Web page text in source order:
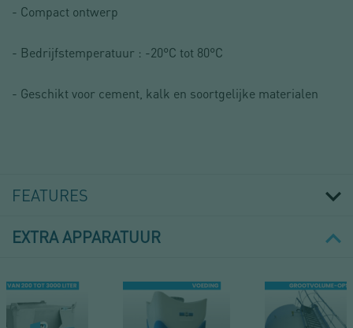
- Compact ontwerp
- Bedrijfstemperatuur : -20°C tot 80°C
- Geschikt voor cement, kalk en soortgelijke materialen
FEATURES
EXTRA APPARATUUR